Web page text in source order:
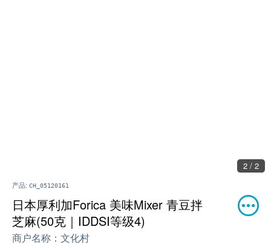
2 / 2
产品: CH_05120161
日本厚利加Forica 美味Mixer 青豆拌
芝麻(50克｜IDDSI等级4)
商户名称： 文化村